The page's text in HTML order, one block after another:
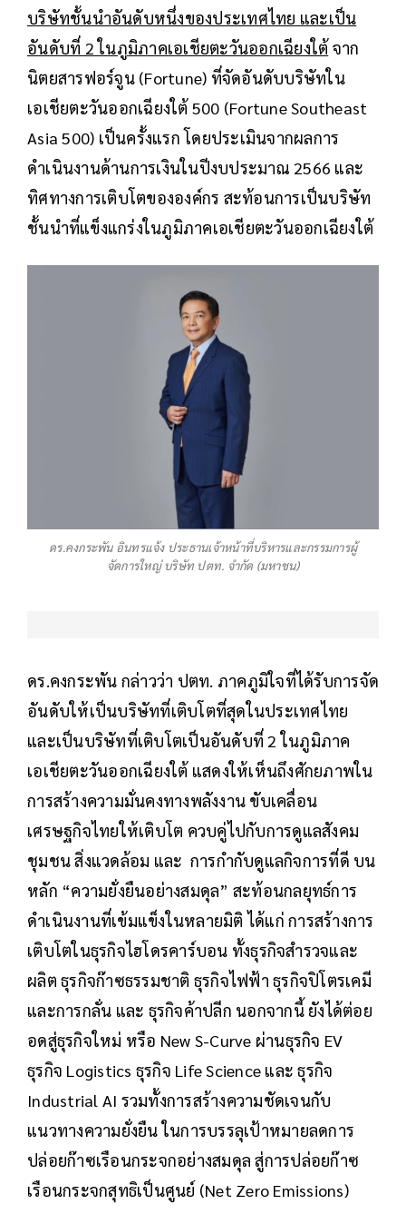
บริษัทชั้นนำอันดับหนึ่งของประเทศไทย และเป็น
อันดับที่ 2 ในภูมิภาคเอเชียตะวันออกเฉียงใต้ จาก
นิตยสารฟอร์จูน (Fortune) ที่จัดอันดับบริษัทใน
เอเชียตะวันออกเฉียงใต้ 500 (Fortune Southeast
Asia 500) เป็นครั้งแรก โดยประเมินจากผลการ
ดำเนินงานด้านการเงินในปีงบประมาณ 2566 และ
ทิศทางการเติบโตขององค์กร สะท้อนการเป็นบริษัท
ชั้นนำที่แข็งแกร่งในภูมิภาคเอเชียตะวันออกเฉียงใต้
ดร.คงกระพัน อินทรแจ้ง ประธานเจ้าหน้าที่บริหารและกรรมการผู้
จัดการใหญ่ บริษัท ปตท. จำกัด (มหาชน)
ดร.คงกระพัน กล่าวว่า ปตท. ภาคภูมิใจที่ได้รับการจัด
อันดับให้เป็นบริษัทที่เติบโตที่สุดในประเทศไทย
และเป็นบริษัทที่เติบโตเป็นอันดับที่ 2 ในภูมิภาค
เอเชียตะวันออกเฉียงใต้ แสดงให้เห็นถึงศักยภาพใน
การสร้างความมั่นคงทางพลังงาน ขับเคลื่อน
เศรษฐกิจไทยให้เติบโต ควบคู่ไปกับการดูแลสังคม
ชุมชน สิ่งแวดล้อม และ การกำกับดูแลกิจการที่ดี บน
หลัก “ความยั่งยืนอย่างสมดุล” สะท้อนกลยุทธ์การ
ดำเนินงานที่เข้มแข็งในหลายมิติ ได้แก่ การสร้างการ
เติบโตในธุรกิจไฮโดรคาร์บอน ทั้งธุรกิจสำรวจและ
ผลิต ธุรกิจก๊าซธรรมชาติ ธุรกิจไฟฟ้า ธุรกิจปิโตรเคมี
และการกลั่น และ ธุรกิจค้าปลีก นอกจากนี้ ยังได้ต่อย
อดสู่ธุรกิจใหม่ หรือ New S-Curve ผ่านธุรกิจ EV
ธุรกิจ Logistics ธุรกิจ Life Science และ ธุรกิจ
Industrial AI รวมทั้งการสร้างความชัดเจนกับ
แนวทางความยั่งยืน ในการบรรลุเป้าหมายลดการ
ปล่อยก๊าซเรือนกระจกอย่างสมดุล สู่การปล่อยก๊าซ
เรือนกระจกสุทธิเป็นศูนย์ (Net Zero Emissions)